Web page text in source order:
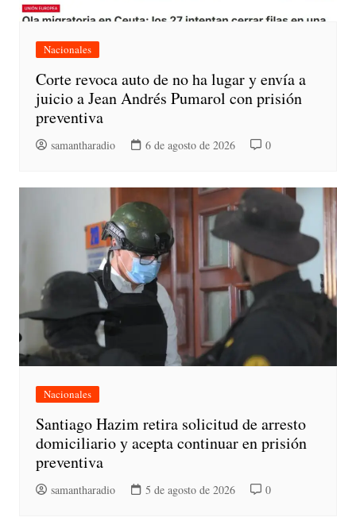
Nacionales
Corte revoca auto de no ha lugar y envía a
juicio a Jean Andrés Pumarol con prisión
preventiva
samantharadio 6 de agosto de 2026 0
Nacionales
Santiago Hazim retira solicitud de arresto
domiciliario y acepta continuar en prisión
preventiva
samantharadio 5 de agosto de 2026 0